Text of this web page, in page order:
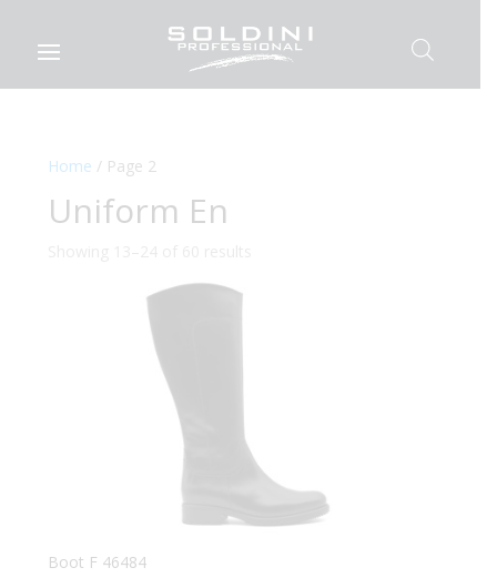
Home / Page 2
Uniform En
Boot F 46484